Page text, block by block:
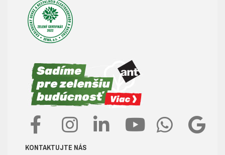
KONTAKTUJTE NÁS